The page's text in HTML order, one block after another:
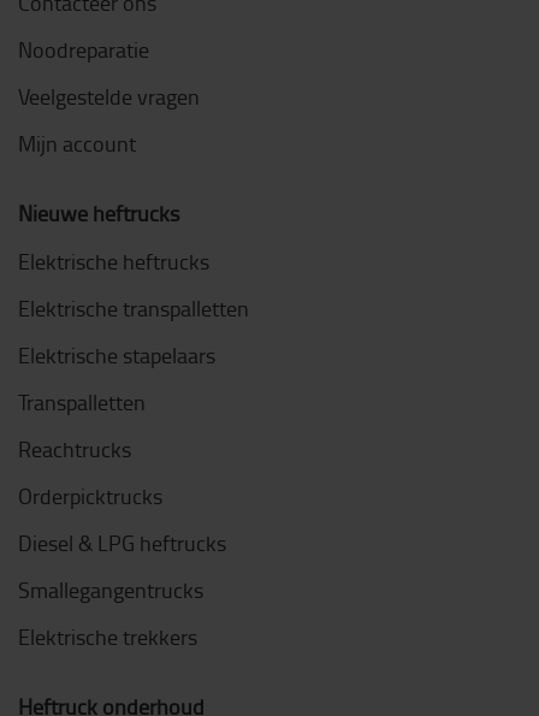
Noodreparatie
Veelgestelde vragen
Mijn account
Nieuwe heftrucks
Elektrische heftrucks
Elektrische transpalletten
Elektrische stapelaars
Transpalletten
Reachtrucks
Orderpicktrucks
Diesel & LPG heftrucks
Smallegangentrucks
Elektrische trekkers
Heftruck onderhoud